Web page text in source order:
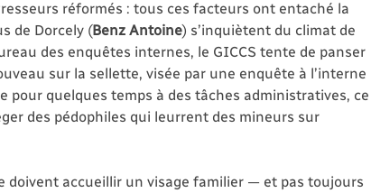
réformés : tous ces facteurs ont entaché la
de Dorcely (Benz Antoine) s’inquiètent du climat de
des enquêtes internes, le GICCS tente de panser
sur la sellette, visée par une enquête à l’interne
pour quelques temps à des tâches administratives, ce
des pédophiles qui leurrent des mineurs sur
doivent accueillir un visage familier — et pas toujours